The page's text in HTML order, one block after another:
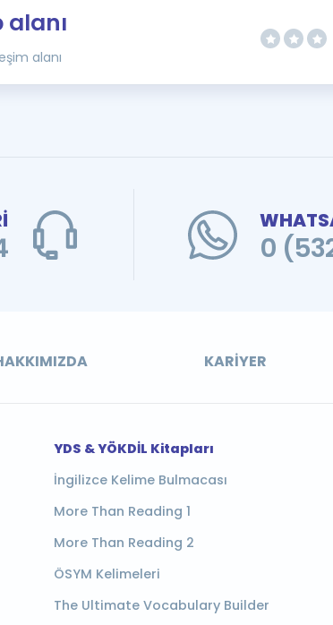
alanı
0
KARIYER
YDS & YÖKDİL Kitapları
İngilizce Kelime Bulmacası
More Than Reading 1
More Than Reading 2
ÖSYM Kelimeleri
The Ultimate Vocabulary Builder